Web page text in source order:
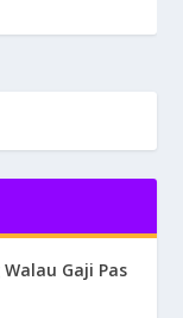
Gaji Pas